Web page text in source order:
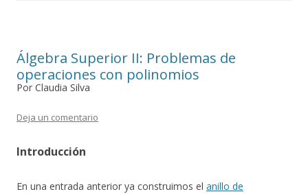
Álgebra Superior II: Problemas de
operaciones con polinomios
Por Claudia Silva
Deja un comentario
Introducción
En una entrada anterior ya construimos el anillo de